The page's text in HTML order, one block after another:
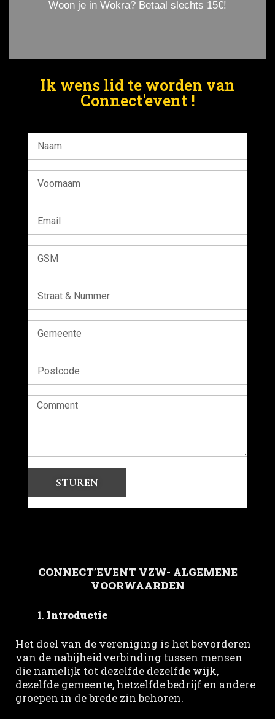
Woon je in Wokra? Betaal slechts 15€!
Ik wens lid te worden van
Connect'event !
STUREN
CONNECT’EVENT VZW- ALGEMENE
VOORWAARDEN
Introductie
Het doel van de vereniging is het bevorderen
van de nabijheidverbinding tussen mensen
die namelijk tot dezelfde dezelfde wijk,
dezelfde gemeente, hetzelfde bedrijf en andere
groepen in de brede zin behoren.